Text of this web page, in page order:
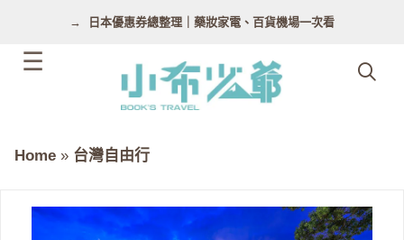
日本優惠券總整理｜藥妝家電、百貨機場一次看
Home » 台灣自由行